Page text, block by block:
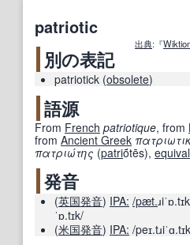
patriotic
出典:『
別の表記
patriotick (obsolete)
語源
From French patriotique, from
from Ancient Greek
πατριώτης (patriṓtēs),
発音
(英国発音) IPA: /pæt.
ˈɒ.tɪk/
(米国発音) IPA: /